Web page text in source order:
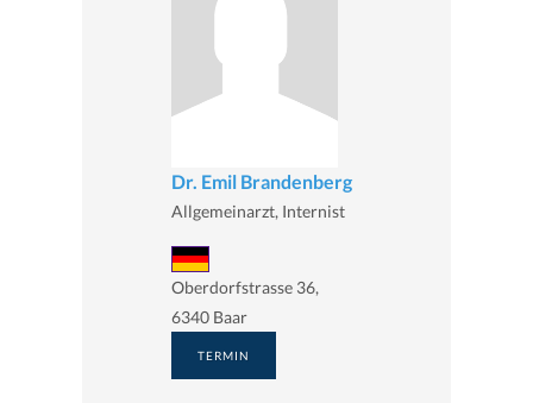
Dr. Emil Brandenberg
Allgemeinarzt, Internist
Oberdorfstrasse 36,
6340 Baar
TERMIN